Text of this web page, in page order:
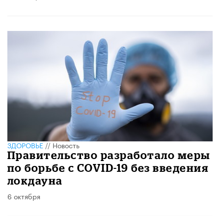
ЗДОРОВЬЕ//Новость
Правительство разработало меры
по борьбе с COVID-19 без введения
локдауна
6 октября